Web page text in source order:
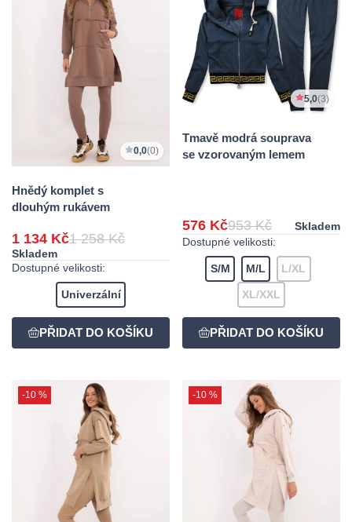
0,0(0)
Hnědý komplet s
dlouhým rukávem
1 134 Kč1 258 Kč
Skladem
Dostupné velikosti:
Univerzální
5,0(3)
Tmavě modrá souprava
se vzorovaným lemem
576 Kč953 Kč
Skladem
Dostupné velikosti:
S/M M/L L/XL
XL/XXL
-10 % -10 %